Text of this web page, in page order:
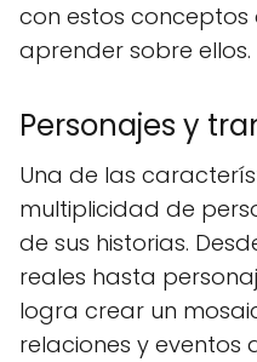
con estos conceptos
aprender sobre ellos.
Personajes y
Una de las
multiplicidad de
de sus historias.
reales hasta
logra crear un
relaciones y eventos